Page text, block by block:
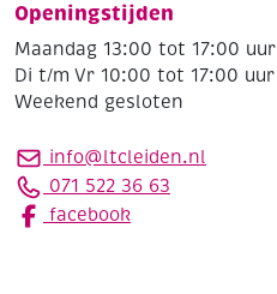
Openingstijden
Maandag 13:00 tot 17:00 uur
Di t/m Vr 10:00 tot 17:00 uur
Weekend gesloten
info@ltcleiden.nl
071 522 36 63
facebook